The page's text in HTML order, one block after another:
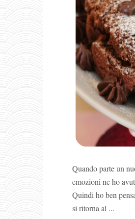
Quando parte un
emozioni ne ho
Quindi ho ben
si ritorna al ...